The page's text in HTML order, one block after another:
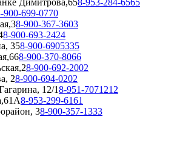
Димитрова,658-953-284-6565
900-699-0770
8-900-367-3603
8-900-693-2424
358-900-6905335
8-900-370-8066
8-900-692-2002
28-900-694-0202
12/18-951-7071212
8-953-299-6161
38-900-357-1333